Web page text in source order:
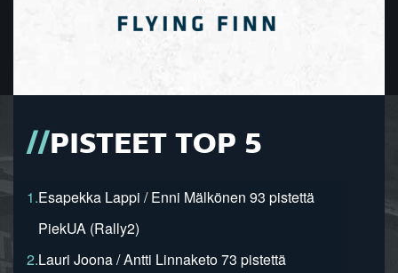
PISTEET TOP 5
1.Esapekka Lappi / Enni Mälkönen 93 pistettä
PiekUA (Rally2)
2.Lauri Joona / Antti Linnaketo 73 pistettä